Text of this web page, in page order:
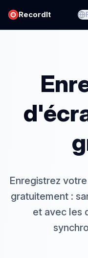
RecordIt
Enregistrez
gratuitement :
et avec les